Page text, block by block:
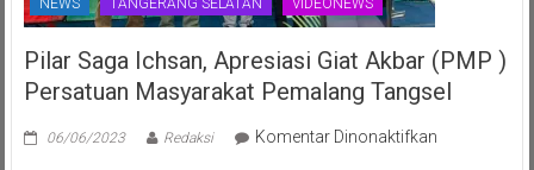
NEWS TANGERANG SELATAN VIDEONEWS
Pilar Saga Ichsan, Apresiasi Giat Akbar (PMP )
Persatuan Masyarakat Pemalang Tangsel
06/06/2023 Redaksi Komentar Dinonaktifkanpada